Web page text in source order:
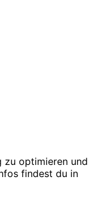
zu optimieren und
findest du in